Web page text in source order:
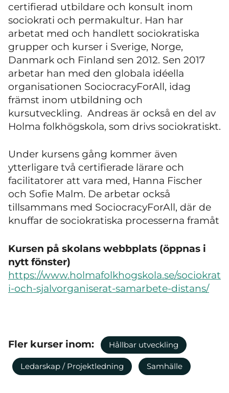
certifierad utbildare och konsult inom
sociokrati och permakultur. Han har
arbetat med och handlett sociokratiska
grupper och kurser i Sverige, Norge,
Danmark och Finland sen 2012. Sen 2017
arbetar han med den globala idéella
organisationen SociocracyForAll, idag
främst inom utbildning och
kursutveckling. Andreas är också en del av
Holma folkhögskola, som drivs sociokratiskt.
Under kursens gång kommer även
ytterligare två certifierade lärare och
facilitatorer att vara med, Hanna Fischer
och Sofie Malm. De arbetar också
tillsammans med SociocracyForAll, där de
knuffar de sociokratiska processerna framåt
Kursen på skolans webbplats (öppnas i
nytt fönster)
https://www.holmafolkhogskola.se/sociokrat
i-och-sjalvorganiserat-samarbete-distans/
Fler kurser inom: Hållbar utveckling
Ledarskap / Projektledning Samhälle